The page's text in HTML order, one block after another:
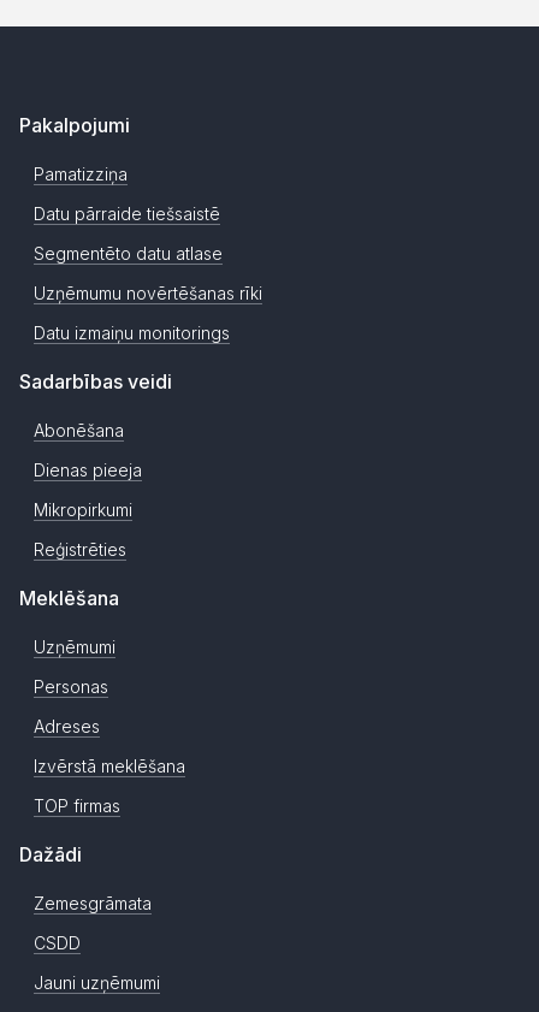
Pakalpojumi
Pamatizziņa
Datu pārraide tiešsaistē
Segmentēto datu atlase
Uzņēmumu novērtēšanas rīki
Datu izmaiņu monitorings
Sadarbības veidi
Abonēšana
Dienas pieeja
Mikropirkumi
Reģistrēties
Meklēšana
Uzņēmumi
Personas
Adreses
Izvērstā meklēšana
TOP firmas
Dažādi
Zemesgrāmata
CSDD
Jauni uzņēmumi